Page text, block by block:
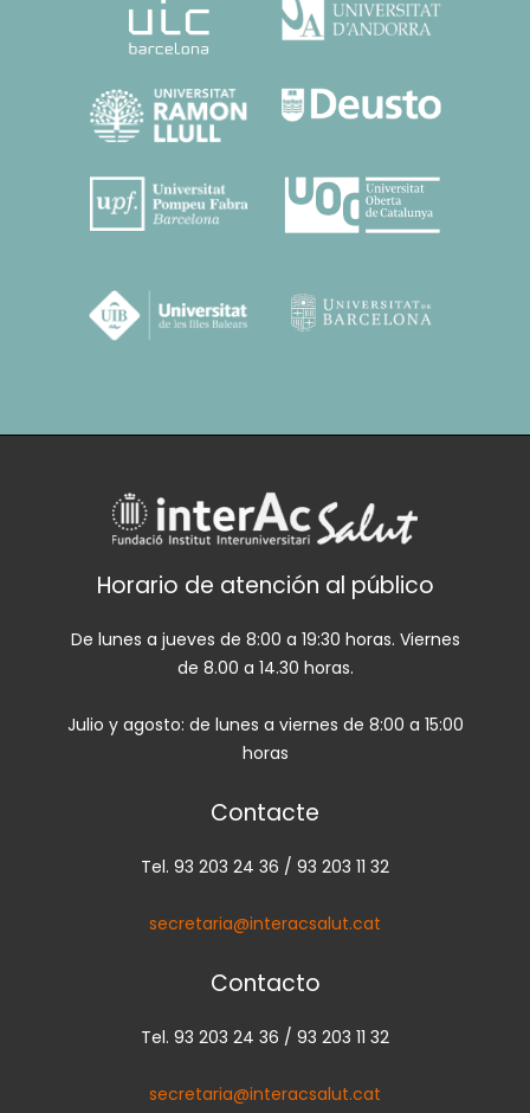
Horario de atención al público
De lunes a jueves de 8:00 a 19:30 horas. Viernes
de 8.00 a 14.30 horas.
Julio y agosto: de lunes a viernes de 8:00 a 15:00
horas
Contacte
Tel. 93 203 24 36 / 93 203 11 32
secretaria@interacsalut.cat
Contacto
Tel. 93 203 24 36 / 93 203 11 32
secretaria@interacsalut.cat